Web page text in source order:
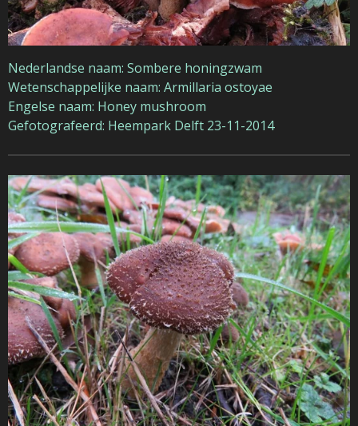
Nederlandse naam: Sombere honingzwam
Wetenschappelijke naam: Armillaria ostoyae
Engelse naam: Honey mushroom
Gefotografeerd: Heempark Delft 23-11-2014